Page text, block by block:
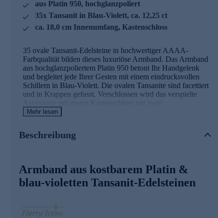
aus Platin 950, hochglanzpoliert
35x Tansanit in Blau-Violett, ca. 12,25 ct
ca. 18,0 cm Innenumfang, Kastenschloss
35 ovale Tansanit-Edelsteine in hochwertiger AAAA-
Farbqualität bilden dieses luxuriöse Armband. Das Armband
aus hochglanzpoliertem Platin 950 betont Ihr Handgelenk
und begleitet jede Ihrer Gesten mit einem eindrucksvollen
Schillern in Blau-Violett. Die ovalen Tansanite sind facettiert
und in Krappen gefasst. Verschlossen wird das verspielte
Accessoire mit einem Kastenschloss mit zwei
Sicherheitsachten. Eine exquisite Bereicherung für jeden
Ihr Vorteil: Schmuck in geprüfter Top-
Was die Qualität unserer Schmuckstücke angeht, gehen wir
keine Kompromisse ein. Unsere Schmuckwaren durchlaufen
in unserer Qualitätssicherung sowie seitens unserer
dazu die Prüfung auf Konformität mit den Bestimmungen
der Schweizer Edelmetallkontrollgesetzgebung.
Mehr lesen
Beschreibung
Armband aus kostbarem Platin &
blau-violetten Tansanit-Edelsteinen